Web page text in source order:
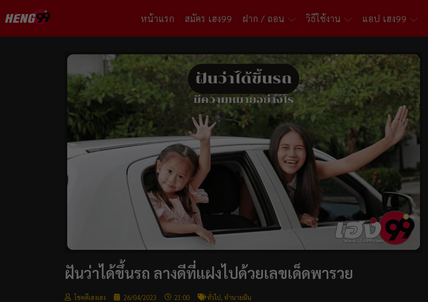
หน้าแรก สมัคร เฮง99 ฝาก / ถอน วิธีใช้งาน แอป เฮง99
ฝันว่าได้ขึ้นรถ ลางดีที่แฝงไปด้วยเลขเด็ดพารวย
โชคดีเฮงเฮง 26/04/2023 21:00 ทั่วไป, ทำนายฝัน